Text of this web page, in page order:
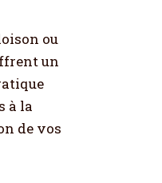
ou
un
à la
de vos